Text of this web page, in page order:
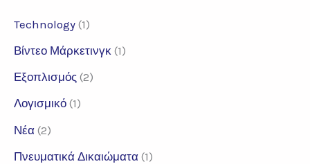
Technology (1)
Βίντεο Μάρκετινγκ (1)
Εξοπλισμός (2)
Λογισμικό (1)
Νέα (2)
Πνευματικά Δικαιώματα (1)